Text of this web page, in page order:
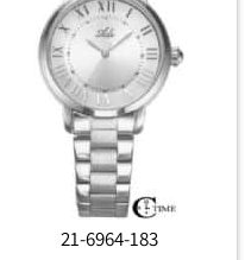
21-6964-183